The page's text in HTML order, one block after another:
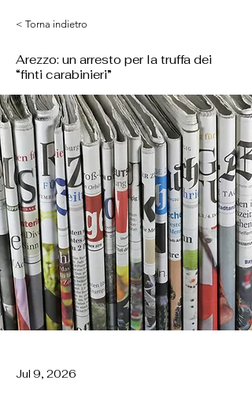
< Torna indietro
Arezzo: un arresto per la truffa dei
“finti carabinieri”
Jul 9, 2026